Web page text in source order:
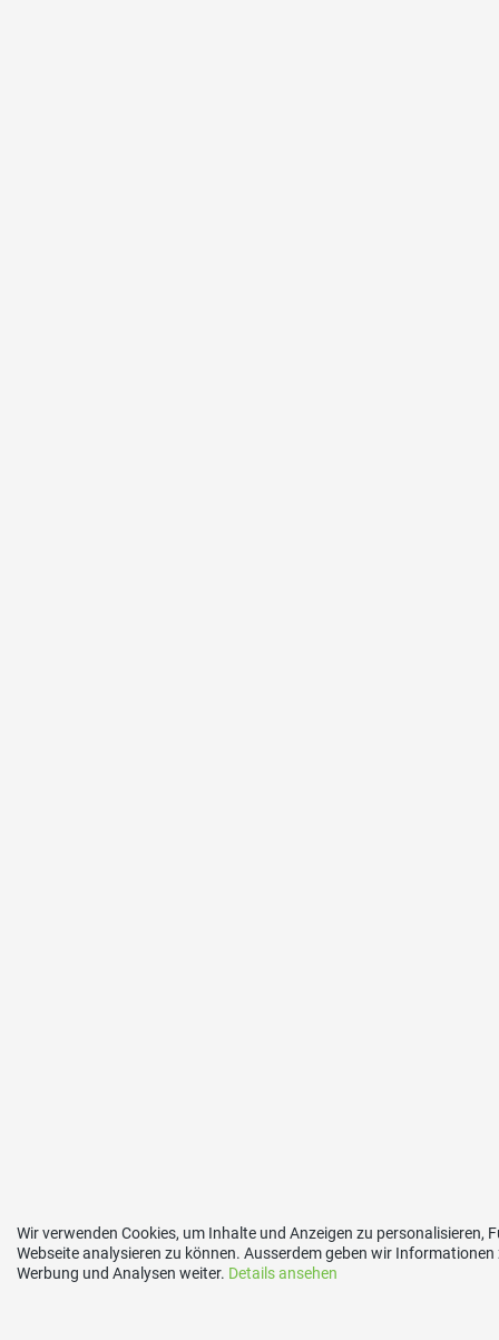
Wir verwenden Cookies, um Inhalte und Anzeigen zu
Webseite analysieren zu können. Ausserdem geben wir
Werbung und Analysen weiter. Details ansehen